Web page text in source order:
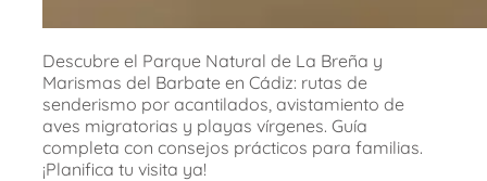
Descubre el Parque Natural de La Breña y
Marismas del Barbate en Cádiz: rutas de
senderismo por acantilados, avistamiento de
aves migratorias y playas vírgenes. Guía
completa con consejos prácticos para familias.
¡Planifica tu visita ya!